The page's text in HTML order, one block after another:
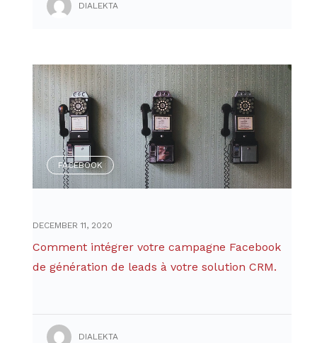
DIALEKTA
FACEBOOK
DECEMBER 11, 2020
Comment intégrer votre campagne Facebook
de génération de leads à votre solution CRM.
DIALEKTA